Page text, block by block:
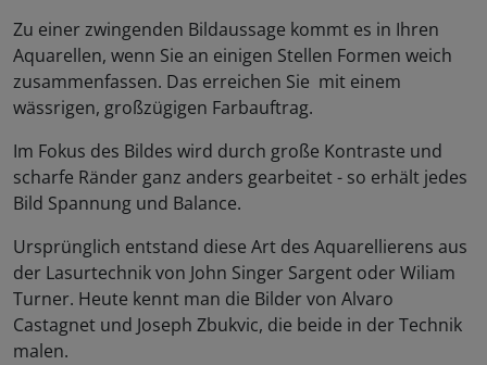
Zu einer zwingenden Bildaussage kommt es in Ihren
Aquarellen, wenn Sie an einigen Stellen Formen weich
zusammenfassen. Das erreichen Sie mit einem
wässrigen, großzügigen Farbauftrag.
Im Fokus des Bildes wird durch große Kontraste und
scharfe Ränder ganz anders gearbeitet - so erhält jedes
Bild Spannung und Balance.
Ursprünglich entstand diese Art des Aquarellierens aus
der Lasurtechnik von John Singer Sargent oder Wiliam
Turner. Heute kennt man die Bilder von Alvaro
Castagnet und Joseph Zbukvic, die beide in der Technik
malen.